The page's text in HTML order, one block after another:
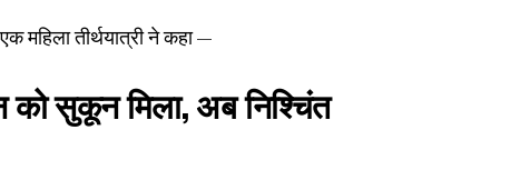
महिला तीर्थयात्री ने कहा —
को सुकून मिला, अब निश्चिंत